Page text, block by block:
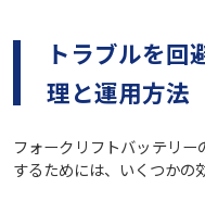
トラブルを回
理と運用方法
フォークリフトバッテリ
するためには、いくつかの